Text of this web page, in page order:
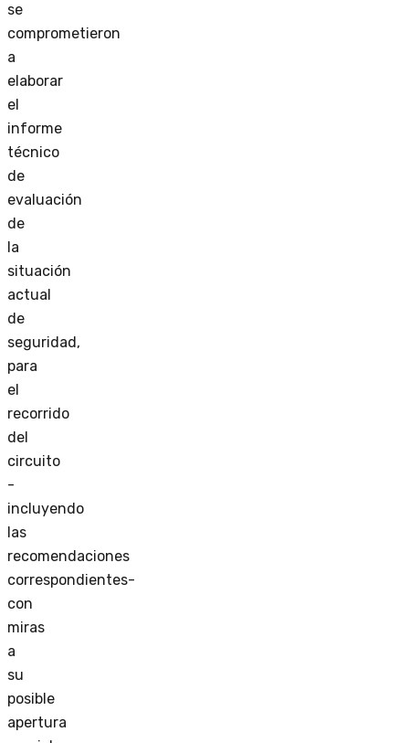
se
comprometieron
a
elaborar
el
informe
técnico
de
evaluación
de
la
situación
actual
de
seguridad,
para
el
recorrido
del
circuito
-
incluyendo
las
recomendaciones
correspondientes-
con
miras
a
su
posible
apertura